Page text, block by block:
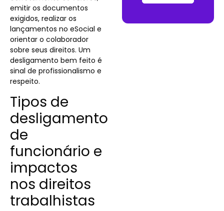
emitir os documentos
exigidos, realizar os
lançamentos no eSocial e
orientar o colaborador
sobre seus direitos. Um
desligamento bem feito é
sinal de profissionalismo e
respeito.
Tipos de
desligamento
de
funcionário e
impactos
nos direitos
trabalhistas